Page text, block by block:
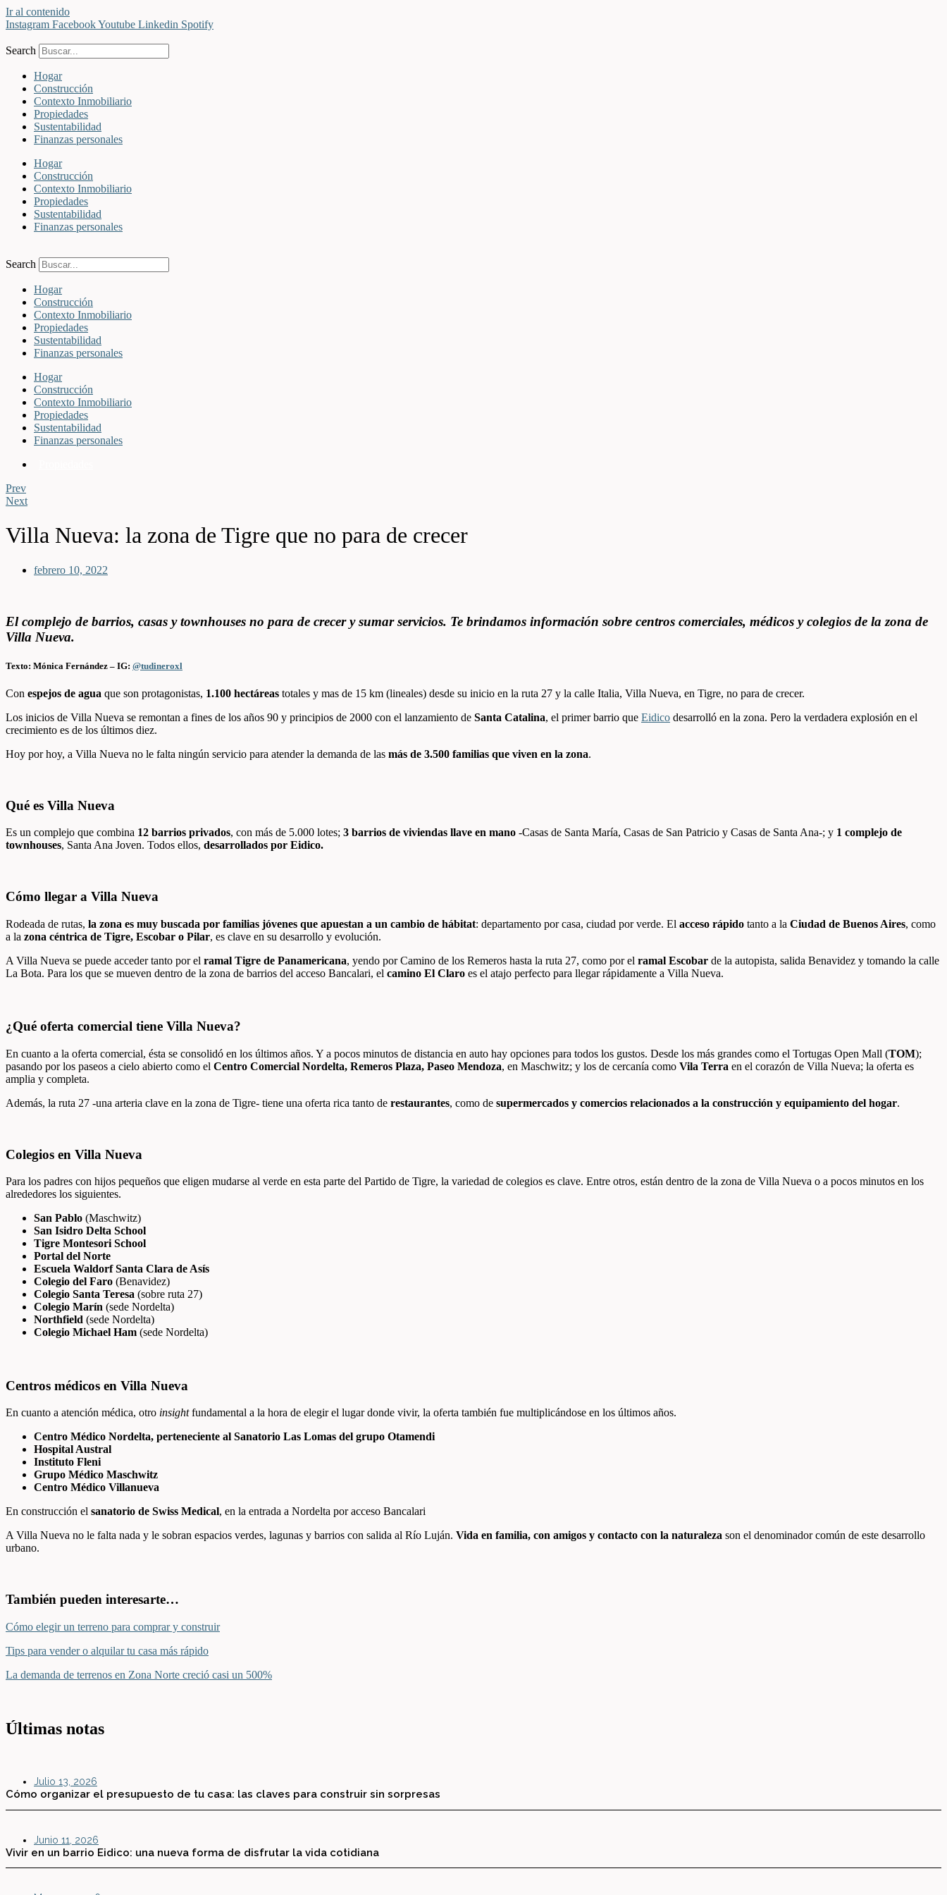
Ir al contenido
Instagram FacebookYoutube Linkedin Spotify
Search
Hogar
Construcción
Contexto Inmobiliario
Propiedades
Sustentabilidad
Finanzas personales
Hogar
Construcción
Contexto Inmobiliario
Propiedades
Sustentabilidad
Finanzas personales
Search
Hogar
Construcción
Contexto Inmobiliario
Propiedades
Sustentabilidad
Finanzas personales
Hogar
Construcción
Contexto Inmobiliario
Propiedades
Sustentabilidad
Finanzas personales
Prev
Next
Villa Nueva: la zona de Tigre que no para de crecer
febrero 10, 2022
El complejo de barrios, casas y townhouses no para de crecer y sumar servicios. Te brindamos información sobre centros comerciales, médicos y colegios de la zona de
Villa Nueva.
Texto: Mónica Fernández – IG: @tudineroxl
Con espejos de agua que son protagonistas, 1.100 hectáreas totales y mas de 15 km (lineales) desde su inicio en la ruta 27 y la calle Italia, Villa Nueva, en Tigre, no para de crecer.
Los inicios de Villa Nueva se remontan a fines de los años 90 y principios de 2000 con el lanzamiento de Santa Catalina, el primer barrio que Eidico desarrolló en la zona. Pero la verdadera explosión en el
crecimiento es de los últimos diez.
Hoy por hoy, a Villa Nueva no le falta ningún servicio para atender la demanda de las más de 3.500 familias que viven en la zona.
Qué es Villa Nueva
Es un complejo que combina 12 barrios privados, con más de 5.000 lotes; 3 barrios de viviendas llave en mano -Casas de Santa María, Casas de San Patricio y Casas de Santa Ana-; y 1 complejo de
townhouses, Santa Ana Joven. Todos ellos, desarrollados por Eidico.
Cómo llegar a Villa Nueva
Rodeada de rutas, la zona es muy buscada por familias jóvenes que apuestan a un cambio de hábitat: departamento por casa, ciudad por verde. El acceso rápido tanto a la Ciudad de Buenos Aires, como
a la zona céntrica de Tigre, Escobar o Pilar, es clave en su desarrollo y evolución.
A Villa Nueva se puede acceder tanto por el ramal Tigre de Panamericana, yendo por Camino de los Remeros hasta la ruta 27, como por el ramal Escobar de la autopista, salida Benavidez y tomando la calle
La Bota. Para los que se mueven dentro de la zona de barrios del acceso Bancalari, el camino El Claro es el atajo perfecto para llegar rápidamente a Villa Nueva.
¿Qué oferta comercial tiene Villa Nueva?
En cuanto a la oferta comercial, ésta se consolidó en los últimos años. Y a pocos minutos de distancia en auto hay opciones para todos los gustos. Desde los más grandes como el Tortugas Open Mall (TOM);
pasando por los paseos a cielo abierto como el Centro Comercial Nordelta, Remeros Plaza, Paseo Mendoza, en Maschwitz; y los de cercanía como Vila Terra en el corazón de Villa Nueva; la oferta es
amplia y completa.
Además, la ruta 27 -una arteria clave en la zona de Tigre- tiene una oferta rica tanto de restaurantes, como de supermercados y comercios relacionados a la construcción y equipamiento del hogar.
Colegios en Villa Nueva
Para los padres con hijos pequeños que eligen mudarse al verde en esta parte del Partido de Tigre, la variedad de colegios es clave. Entre otros, están dentro de la zona de Villa Nueva o a pocos minutos en los
alrededores los siguientes.
San Pablo (Maschwitz)
San Isidro Delta School
Tigre Montesori School
Portal del Norte
Escuela Waldorf Santa Clara de Asís
Colegio del Faro (Benavidez)
Colegio Santa Teresa (sobre ruta 27)
Colegio Marín (sede Nordelta)
Northfield (sede Nordelta)
Colegio Michael Ham (sede Nordelta)
Centros médicos en Villa Nueva
En cuanto a atención médica, otro insightfundamental a la hora de elegir el lugar donde vivir, la oferta también fue multiplicándose en los últimos años.
Centro Médico Nordelta, perteneciente al Sanatorio Las Lomas del grupo Otamendi
Hospital Austral
Instituto Fleni
Grupo Médico Maschwitz
Centro Médico Villanueva
En construcción el sanatorio de Swiss Medical, en la entrada a Nordelta por acceso Bancalari
A Villa Nueva no le falta nada y le sobran espacios verdes, lagunas y barrios con salida al Río Luján. Vida en familia, con amigos y contacto con la naturaleza son el denominador común de este desarrollo
urbano.
También pueden interesarte…
Cómo elegir un terreno para comprar y construir
Tips para vender o alquilar tu casa más rápido
La demanda de terrenos en Zona Norte creció casi un 500%
Últimas notas
Julio 13, 2026
Cómo organizar el presupuesto de tu casa: las claves para construir sin sorpresas
Junio 11, 2026
Vivir en un barrio Eidico: una nueva forma de disfrutar la vida cotidiana